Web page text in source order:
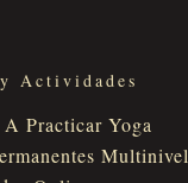
Actividades
Practicar Yoga
Multinivel